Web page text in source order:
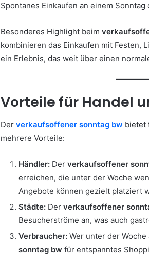
Spontanes Einkaufen an einem
Besonderes Highlight beim
kombinieren das Einkaufen mit Festen,
ein Erlebnis, das weit über einen
Vorteile für Handel
Der verkaufsoffener sonntag bw bietet
mehrere Vorteile:
Händler: Der verkaufsoffener
erreichen, die unter der Woche
Angebote können gezielt platziert
Städte: Der verkaufsoffener
Besucherströme an, was auch
Verbraucher: Wer unter der
sonntag bw für entspanntes